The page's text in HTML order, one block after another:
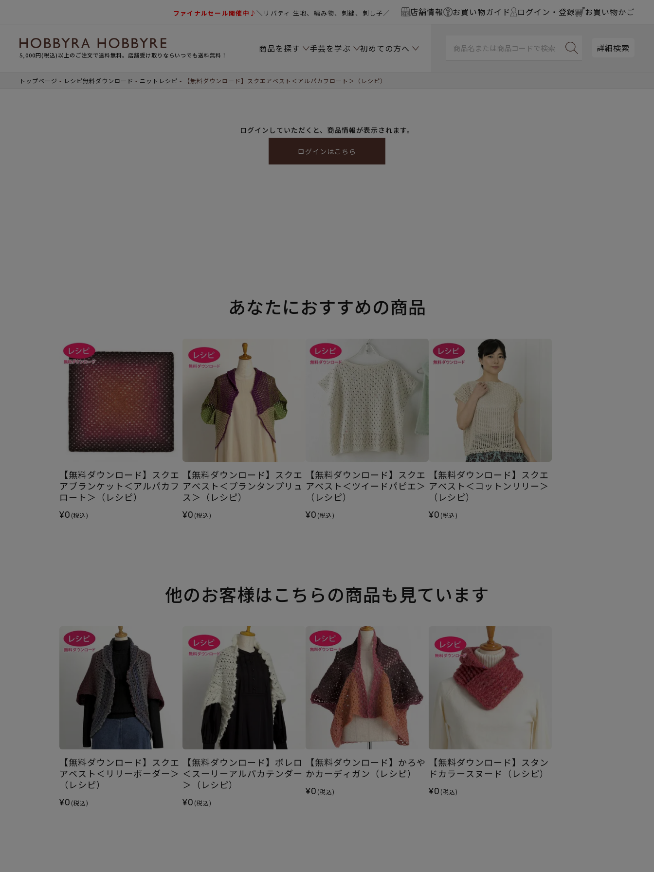
ファイナルセール開催中♪＼リバティ 生地、編み物、刺繍、刺し子／ 店舗情報 お買い物ガイド ログイン・登録 お買い物かご
5,000円(税込)以上のご注文で送料無料。店舗受け取りならいつでも送料無料！
商品を探す 手芸を学ぶ 初めての方へ 詳細検索
トップページ レシピ無料ダウンロード ニットレシピ 【無料ダウンロード】スクエアベスト＜アルパカフロート＞（レシピ）
ログインしていただくと、商品情報が表示されます。
ログインはこちら
あなたにおすすめの商品
【無料ダウンロード】スクエ
アブランケット＜アルパカフ
ロート＞（レシピ）
¥0 (税込)
【無料ダウンロード】スクエ
アベスト＜プランタンプリュ
ス＞（レシピ）
¥0 (税込)
【無料ダウンロード】スクエ
アベスト＜ツイードパピエ＞
（レシピ）
¥0 (税込)
【無料ダウンロード】スクエ
アベスト＜コットンリリー＞
（レシピ）
¥0 (税込)
他のお客様はこちらの商品も見ています
【無料ダウンロード】スクエ
アベスト＜リリーボーダー＞
（レシピ）
¥0 (税込)
【無料ダウンロード】ボレロ
＜スーリーアルパカテンダー
＞（レシピ）
¥0 (税込)
【無料ダウンロード】かろや
かカーディガン（レシピ）
¥0 (税込)
【無料ダウンロード】スタン
ドカラースヌード（レシピ）
¥0 (税込)